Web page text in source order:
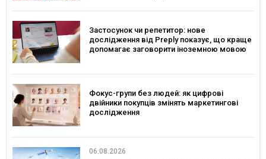
Застосунок чи репетитор: нове
дослідження від Preply показує, що краще
допомагає заговорити іноземною мовою
Фокус-групи без людей: як цифрові
двійники покупців змінять маркетингові
дослідження
06.08.2026